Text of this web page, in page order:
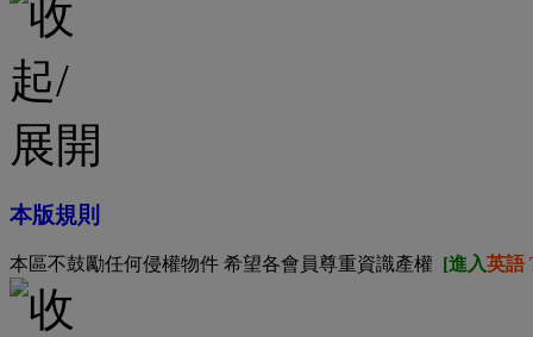
本版規則
本區不鼓勵任何侵權物件 希望各會員尊重資識產權 [進入英語